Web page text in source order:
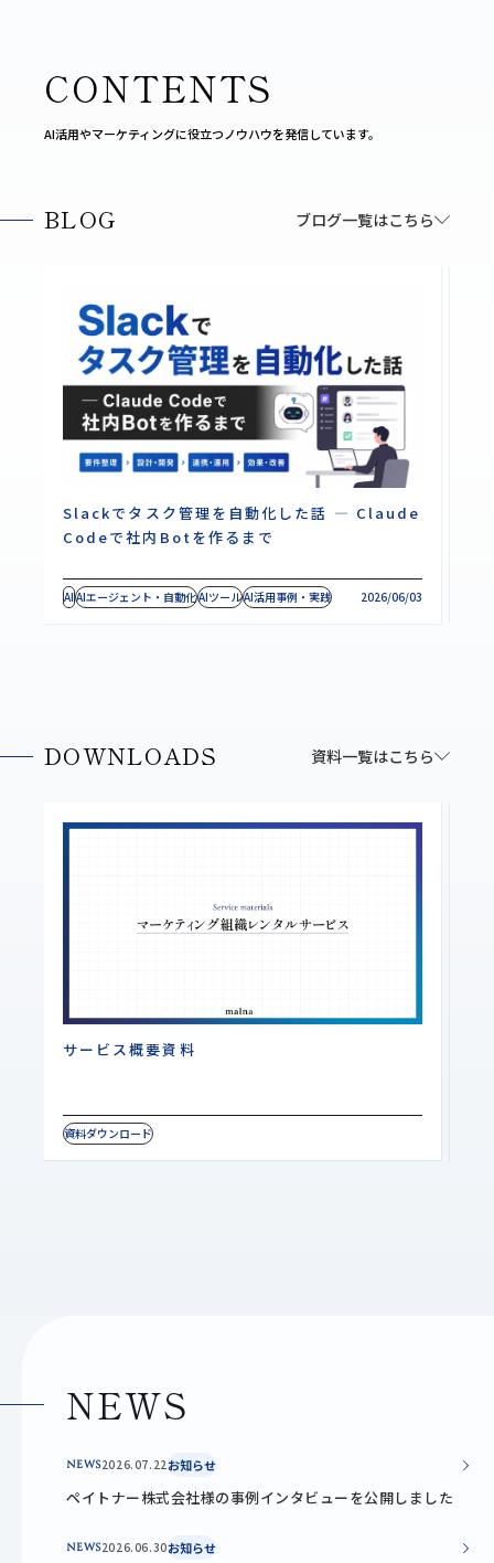
CONTENTS
AI活用やマーケティングに役立つノウハウを発信しています。
BLOG ブログ一覧はこちら
Slackでタスク管理を自動化した話 ― Claude
Codeで社内Botを作るまで
AI AIエージェント・自動化AIツールAI活用事例・実践 2026/06/03
DOWNLOADS 資料一覧はこちら
サービス概要資料
資料ダウンロード
NEWS
NEWS2026.07.22お知らせ
ペイトナー株式会社様の事例インタビューを公開しました
NEWS2026.06.30お知らせ